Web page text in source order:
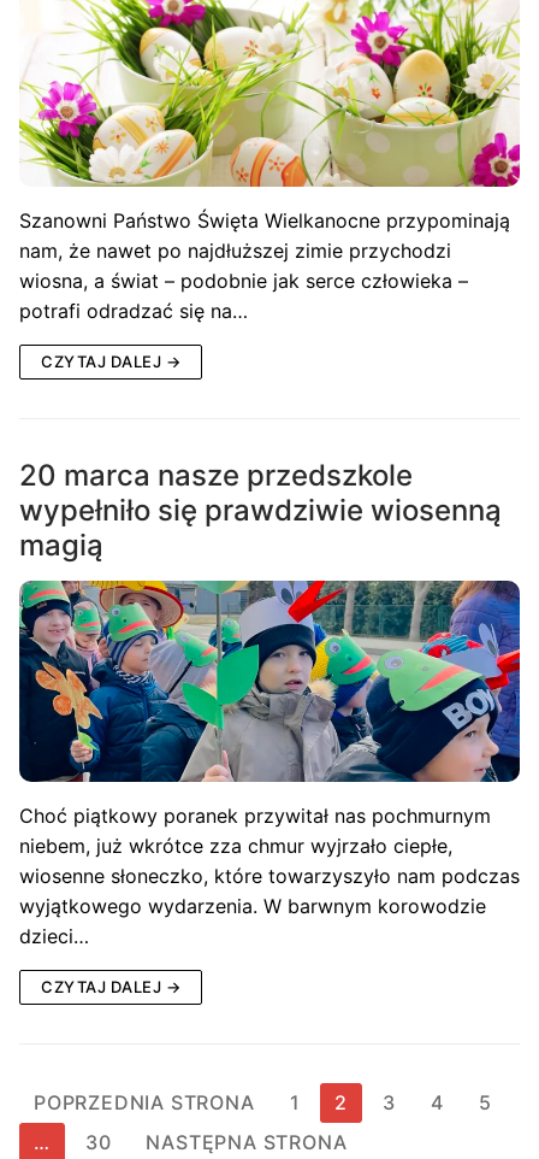
Szanowni Państwo Święta Wielkanocne przypominają
nam, że nawet po najdłuższej zimie przychodzi
wiosna, a świat – podobnie jak serce człowieka –
potrafi odradzać się na…
CZYTAJ DALEJ →
20 marca nasze przedszkole
wypełniło się prawdziwie wiosenną
magią
Choć piątkowy poranek przywitał nas pochmurnym
niebem, już wkrótce zza chmur wyjrzało ciepłe,
wiosenne słoneczko, które towarzyszyło nam podczas
wyjątkowego wydarzenia. W barwnym korowodzie
dzieci…
CZYTAJ DALEJ →
Stronicowanie
wpisów
POPRZEDNIA STRONA 1 2 3 4
5
…
30 NASTĘPNA STRONA